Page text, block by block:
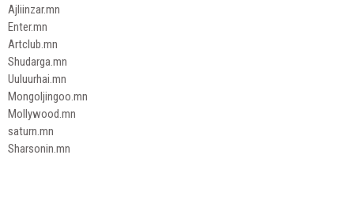
Ajliinzar.mn
Enter.mn
Artclub.mn
Shudarga.mn
Uuluurhai.mn
Mongoljingoo.mn
Mollywood.mn
saturn.mn
Sharsonin.mn